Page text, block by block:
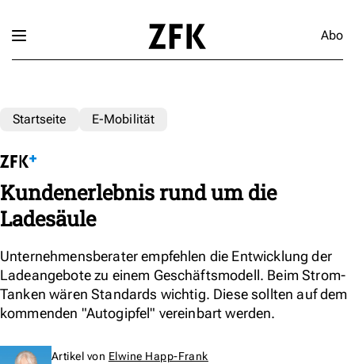
Abo
Startseite E-Mobilität
Kundenerlebnis rund um die
Ladesäule
Unternehmensberater empfehlen die Entwicklung der
Ladeangebote zu einem Geschäftsmodell. Beim Strom-
Tanken wären Standards wichtig. Diese sollten auf dem
kommenden "Autogipfel" vereinbart werden.
Artikel von Elwine Happ-Frank